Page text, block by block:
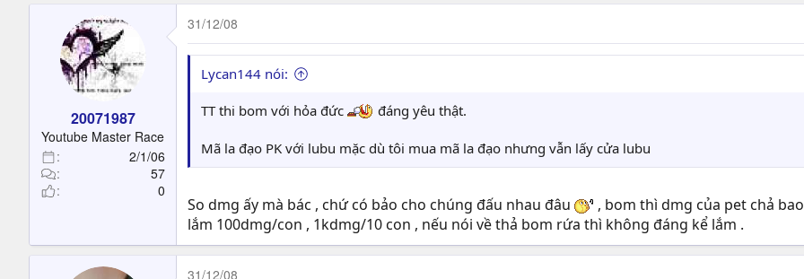
20071987
Youtube Master Race
2/1/06
57
0
31/12/08
Lycan144 nói:
TT thi bom với hỏa đức đáng yêu thật.
Mã la đạo PK với lubu mặc dù tôi mua mã la đạo nhưng vẫn lấy cửa lubu
So dmg ấy mà bác , chứ có bảo cho chúng đấu nhau đâu
, bom thì dmg của pet chả
lắm 100dmg/con , 1kdmg/10 con , nếu nói về thả bom rứa thì không đáng kể lắm .
31/12/08